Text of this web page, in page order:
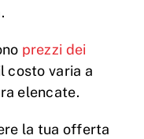
prezzi dei
costo varia a
elencate.
la tua offerta